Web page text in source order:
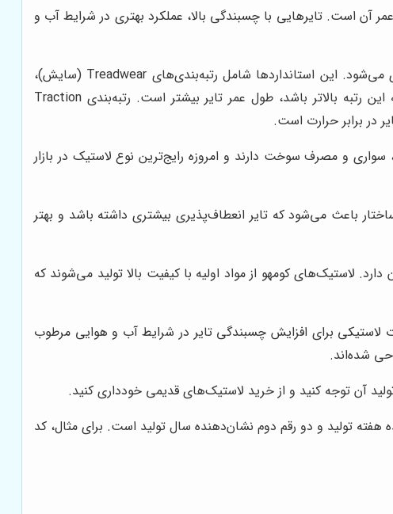
است. تایرهایی با چسبندگی بالا، عملکرد بهتری در شرایط آب و
میزان چسبندگی و سایش تایر معمولاً با استفاده از استانداردهای UTQG (Uniform Tire Quality Grading) اندازه‌گیری می‌شود. این استانداردها شامل رتبه‌بندی‌های Treadwear (سایش)،
Traction (چسبندگی) و Temperature (دما) هستند. رتبه‌بندی Treadwear نشان‌دهنده طول عمر تایر است و هرچه این رتبه بالاتر باشد، طول عمر تایر بیشتر است. رتبه‌بندی Traction
سواری و مصرف سوخت دارند و امروزه رایج‌ترین نوع لاستیک در بازار
باعث می‌شود که تایر انعطاف‌پذیری بیشتری داشته باشد و بهتر
لاستیک‌های کومهو از مواد اولیه با کیفیت بالا تولید می‌شوند که
لاستیکی برای افزایش چسبندگی تایر در شرایط آب و هوایی مرطوب
آن توجه کنید و از خرید لاستیک‌های قدیمی خودداری کنید.
تولید و دو رقم دوم نشان‌دهنده سال تولید است. برای مثال، کد